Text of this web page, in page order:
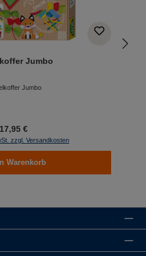
Jumbo
Jumbo
17,95 €
zzgl. Versandkosten
Warenkorb